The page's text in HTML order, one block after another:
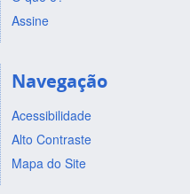
Assine
Navegação
Acessibilidade
Alto Contraste
Mapa do Site